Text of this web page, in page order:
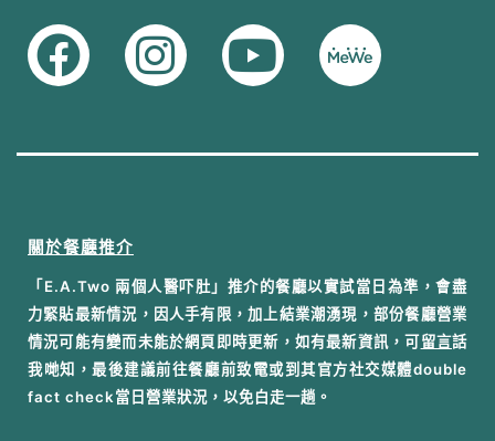
關於餐廳推介
「E.A.Two 兩個人醫吓肚」推介的餐廳以實試當日為準，會盡
力緊貼最新情況，因人手有限，加上結業潮湧現，部份餐廳營業
情況可能有變而未能於網頁即時更新，如有最新資訊，可留言話
我哋知，最後建議前往餐廳前致電或到其官方社交媒體double
fact check當日營業狀況，以免白走一趟。